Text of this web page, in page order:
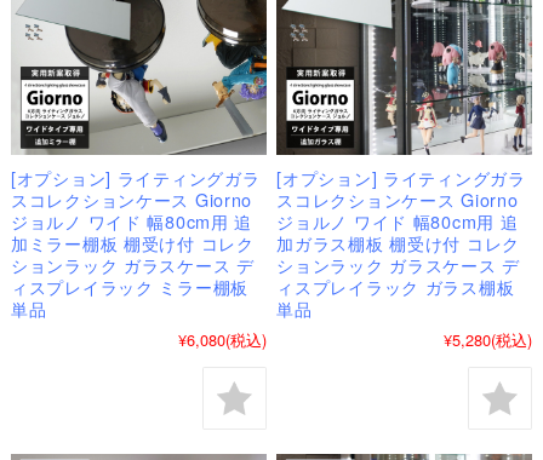
[オプション] ライティングガラ
スコレクションケース Giorno
ジョルノ ワイド 幅80cm用 追
加ミラー棚板 棚受け付 コレク
ションラック ガラスケース デ
ィスプレイラック ミラー棚板
単品
¥6,080(税込)
[オプション] ライティングガラ
スコレクションケース Giorno
ジョルノ ワイド 幅80cm用 追
加ガラス棚板 棚受け付 コレク
ションラック ガラスケース デ
ィスプレイラック ガラス棚板
単品
¥5,280(税込)